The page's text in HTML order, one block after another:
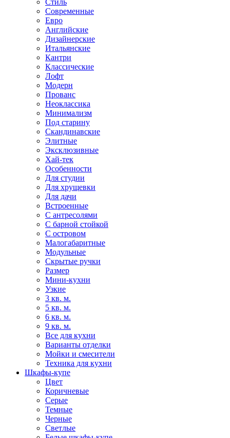
Стиль
Современные
Евро
Английские
Дизайнерские
Итальянские
Кантри
Классические
Лофт
Модерн
Прованс
Неоклассика
Минимализм
Под старину
Скандинавские
Элитные
Эксклюзивные
Хай-тек
Особенности
Для студии
Для хрущевки
Для дачи
Встроенные
С антресолями
С барной стойкой
С островом
Малогабаритные
Модульные
Скрытые ручки
Размер
Мини-кухни
Узкие
3 кв. м.
5 кв. м.
6 кв. м.
9 кв. м.
Все для кухни
Варианты отделки
Мойки и смесители
Техника для кухни
Шкафы-купе
Цвет
Коричневые
Серые
Темные
Черные
Светлые